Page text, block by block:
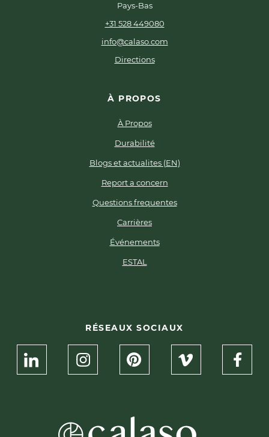
Pays-Bas
+31 528 449080
info@calaso.com
Directions
À PROPOS
À Propos
Durabilité
Blogs et actualites (EN)
Report a concern
Questions frequentes
Carrières
Événements
ESTAL
RÉSEAUX SOCIAUX